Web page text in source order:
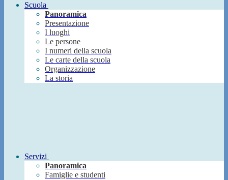
Scuola
Panoramica
Presentazione
I luoghi
Le persone
I numeri della scuola
Le carte della scuola
Organizzazione
La storia
Servizi
Panoramica
Famiglie e studenti